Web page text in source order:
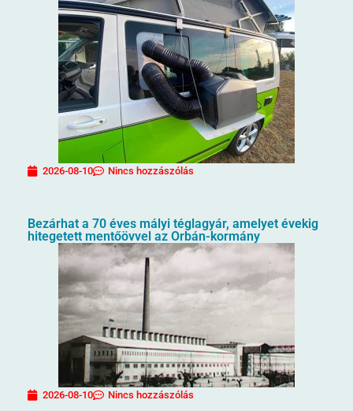
2026-08-10 Nincs hozzászólás
Bezárhat a 70 éves mályi téglagyár, amelyet évekig
hitegetett mentőövvel az Orbán-kormány
2026-08-10 Nincs hozzászólás